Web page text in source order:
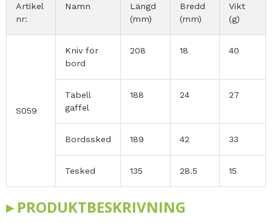
Artikel
nr:
Namn
Längd
(mm)
Bredd
(mm)
Vikt
(g)
S059
Kniv för
bord
208 18 40
Tabell
gaffel
188 24 27
Bordssked 189 42 33
Tesked 135 28.5 15
▸ PRODUKTBESKRIVNING